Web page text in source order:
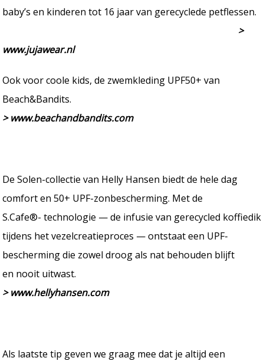
baby’s en kinderen tot 16 jaar van gerecyclede petflessen.
>
www.jujawear.nl
Ook voor coole kids, de zwemkleding UPF50+ van
Beach&Bandits.
> www.beachandbandits.com
De Solen-collectie van Helly Hansen biedt de hele dag
comfort en 50+ UPF-zonbescherming. Met de
S.Cafe®- technologie — de infusie van gerecycled koffiedik
tijdens het vezelcreatieproces — ontstaat een UPF-
bescherming die zowel droog als nat behouden blijft
en nooit uitwast.
> www.hellyhansen.com
Als laatste tip geven we graag mee dat je altijd een